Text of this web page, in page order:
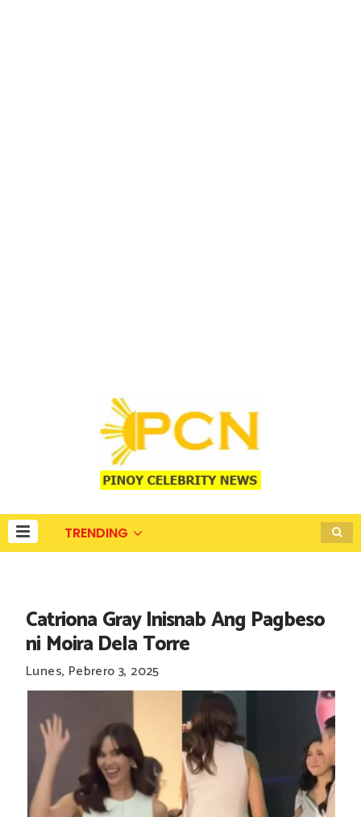
TRENDING
Catriona Gray Inisnab Ang Pagbeso
ni Moira Dela Torre
Lunes, Pebrero 3, 2025